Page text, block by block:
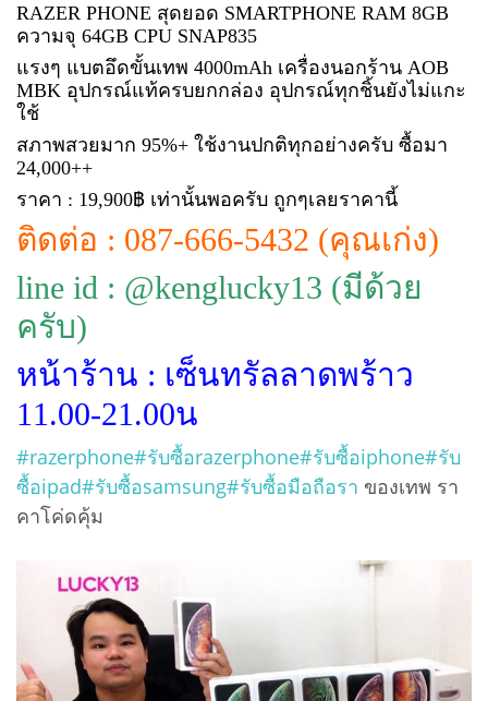
RAZER PHONE สุดยอด SMARTPHONE RAM 8GB
ความจุ 64GB CPU SNAP835
แรงๆ แบตอึดขั้นเทพ 4000mAh เครื่องนอกร้าน AOB
MBK อุปกรณ์แท้ครบยกกล่อง อุปกรณ์ทุกชิ้นยังไม่แกะ
ใช้
สภาพสวยมาก 95%+ ใช้งานปกติทุกอย่างครับ ซื้อมา
24,000++
ราคา : 19,900฿ เท่านั้นพอครับ ถูกๆเลยราคานี้
ติดต่อ : 087-666-5432 (คุณเก่ง)
line id : @kenglucky13 (มีด้วย
ครับ)
หน้าร้าน : เซ็นทรัลลาดพร้าว
11.00-21.00น
#razerphone#รับซื้อrazerphone#รับซื้อiphone#รับ
ซื้อipad#รับซื้อsamsung#รับซื้อมือถือรา ของเทพ รา
คาโค่ดคุ้ม